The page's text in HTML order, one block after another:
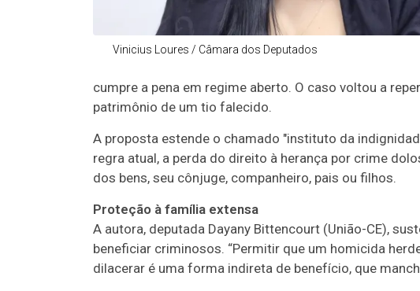
Vinicius Loures / Câmara dos Deputados
cumpre a pena em regime aberto. O caso voltou a
patrimônio de um tio falecido.
A proposta estende o chamado "instituto da
regra atual, a perda do direito à herança por crime
dos bens, seu cônjuge, companheiro, pais ou filhos.
Proteção à família extensa
A autora, deputada Dayany Bittencourt (União-CE),
beneficiar criminosos. “Permitir que um homicida
dilacerar é uma forma indireta de benefício, que